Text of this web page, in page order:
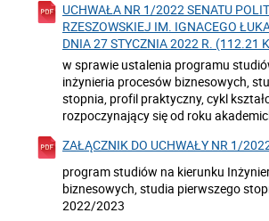
UCHWAŁA NR 1/2022 SENATU
RZESZOWSKIEJ IM. IGNACEGO
DNIA 27 STYCZNIA 2022 R. (112.21
w sprawie ustalenia programu
inżynieria procesów biznesowych,
stopnia, profil praktyczny, cykl
rozpoczynający się od roku
ZAŁĄCZNIK DO UCHWAŁY NR 1/
program studiów na kierunku
biznesowych, studia pierwszego
2022/2023